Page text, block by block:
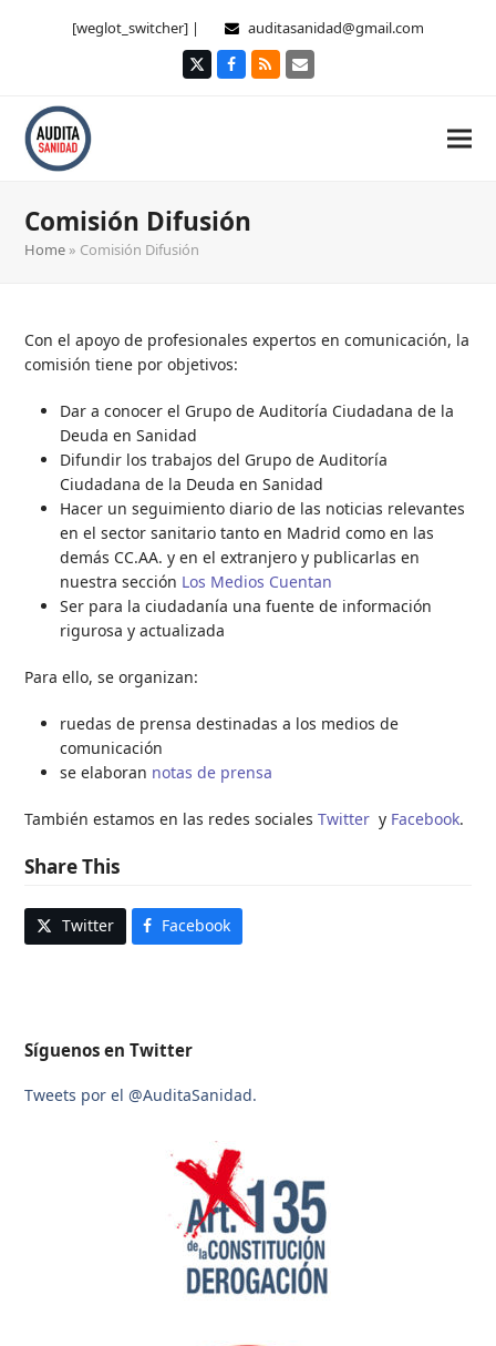
[weglot_switcher] | auditasanidad@gmail.com
TwitterFacebook
RSS Correo
Comisión Difusión
Home » Comisión Difusión
Con el apoyo de profesionales expertos en comunicación, la
comisión tiene por objetivos:
Dar a conocer el Grupo de Auditoría Ciudadana de la
Deuda en Sanidad
Difundir los trabajos del Grupo de Auditoría
Ciudadana de la Deuda en Sanidad
Hacer un seguimiento diario de las noticias relevantes
en el sector sanitario tanto en Madrid como en las
demás CC.AA. y en el extranjero y publicarlas en
nuestra sección Los Medios Cuentan
Ser para la ciudadanía una fuente de información
rigurosa y actualizada
Para ello, se organizan:
ruedas de prensa destinadas a los medios de
comunicación
se elaboran notas de prensa
También estamos en las redes socialesTwitter y Facebook.
Share This
Twitter Facebook
Síguenos en Twitter
Tweets por el @AuditaSanidad.